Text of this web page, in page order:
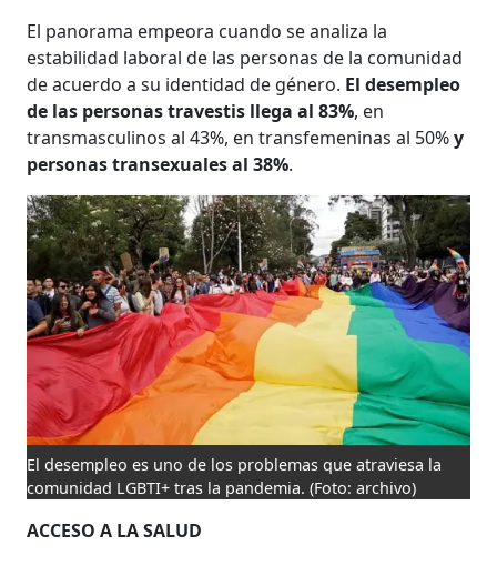
El panorama empeora cuando se analiza la
estabilidad laboral de las personas de la comunidad
de acuerdo a su identidad de género. El desempleo
de las personas travestis llega al 83%, en
transmasculinos al 43%, en transfemeninas al 50%y
personas transexuales al 38%.
El desempleo es uno de los problemas que atraviesa la
comunidad LGBTI+ tras la pandemia.(Foto: archivo)
ACCESO A LA SALUD